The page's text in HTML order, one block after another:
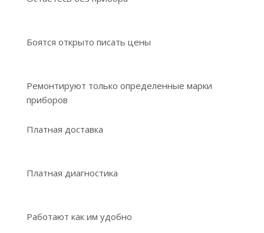
Боятся открыто писать цены
Ремонтируют только определенные марки
приборов
Платная доставка
Платная диагностика
Работают как им удобно